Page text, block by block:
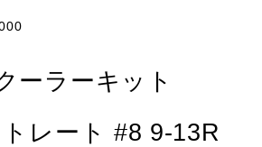
ーラーキット
レート #8 9-13R